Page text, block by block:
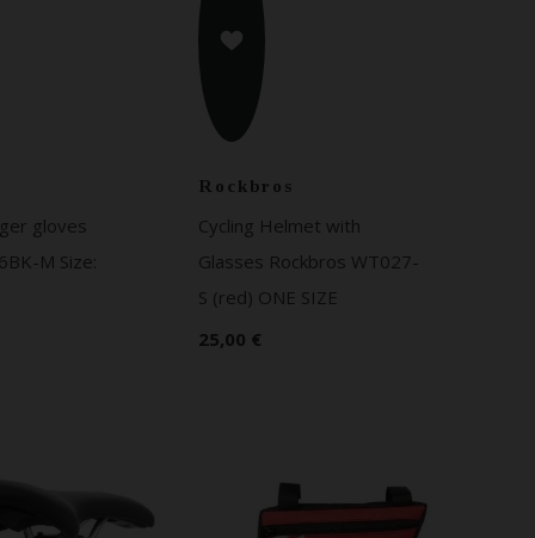
gloves
M Size:
Rockbros
Cycling Helmet with
Glasses Rockbros WT027-
S (red) ONE SIZE
25,00 €